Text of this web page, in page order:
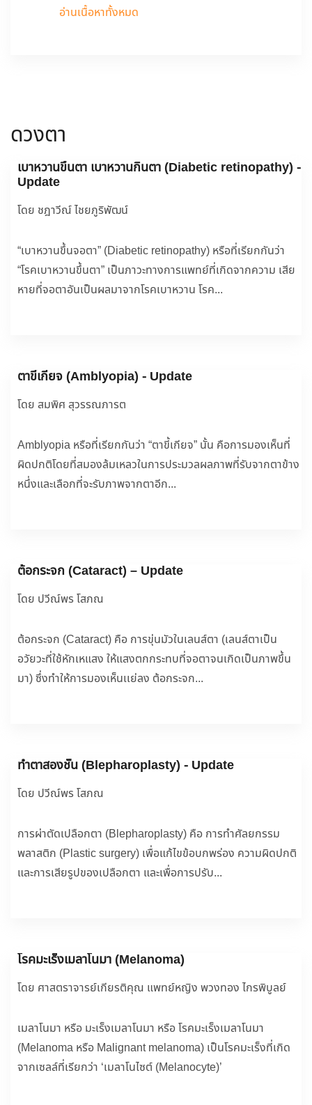
อ่านเนื้อหาทั้งหมด
ดวงตา
เบาหวานขึ้นตา เบาหวานกินตา (Diabetic retinopathy) -
Update
โดย ชฎาวีณ์ ไชยภูริพัฒน์
“เบาหวานขึ้นจอตา” (Diabetic retinopathy) หรือที่เรียกกันว่า
“โรคเบาหวานขึ้นตา” เป็นภาวะทางการแพทย์ที่เกิดจากความ เสีย
หายที่จอตาอันเป็นผลมาจากโรคเบาหวาน โรค...
ตาขี้เกียจ (Amblyopia) - Update
โดย สมพิศ สุวรรณภารต
Amblyopia หรือที่เรียกกันว่า “ตาขี้เกียจ” นั้น คือการมองเห็นที่
ผิดปกติโดยที่สมองล้มเหลวในการประมวลผลภาพที่รับจากตาข้าง
หนึ่งและเลือกที่จะรับภาพจากตาอีก...
ต้อกระจก (Cataract) – Update
โดย ปวีณ์พร โสภณ
ต้อกระจก (Cataract) คือ การขุ่นมัวในเลนส์ตา (เลนส์ตาเป็น
อวัยวะที่ใช้หักเหแสง ให้แสงตกกระทบที่จอตาจนเกิดเป็นภาพขึ้น
มา) ซึ่งทำให้การมองเห็นเเย่ลง ต้อกระจก...
ทำตาสองชั้น (Blepharoplasty) - Update
โดย ปวีณ์พร โสภณ
การผ่าตัดเปลือกตา (Blepharoplasty) คือ การทำศัลยกรรม
พลาสติก (Plastic surgery) เพื่อแก้ไขข้อบกพร่อง ความผิดปกติ
และการเสียรูปของเปลือกตา และเพื่อการปรับ...
โรคมะเร็งเมลาโนมา (Melanoma)
โดย ศาสตราจารย์เกียรติคุณ แพทย์หญิง พวงทอง ไกรพิบูลย์
เมลาโนมา หรือ มะเร็งเมลาโนมา หรือ โรคมะเร็งเมลาโนมา
(Melanoma หรือ Malignant melanoma) เป็นโรคมะเร็งที่เกิด
จากเซลล์ที่เรียกว่า ‘เมลาโนไซต์ (Melanocyte)’